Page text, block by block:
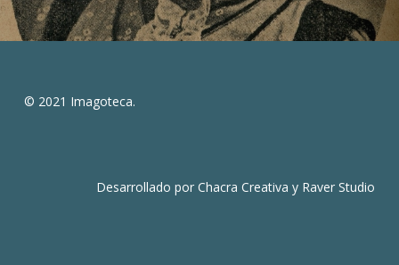
© 2021 Imagoteca.
Desarrollado porChacra Creativa y Raver Studio